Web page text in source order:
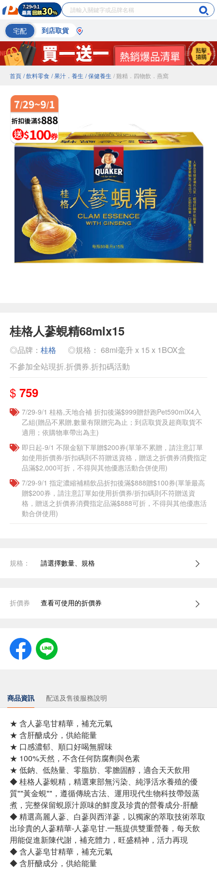
宅配 到店取貨
首頁 / 飲料零食 / 果汁．養生 / 保健養生 / 雞精．四物飲．燕窩
桂格人蔘蜆精68mlx15
◎品牌： 桂格
◎規格： 68ml毫升 x 15 x 1BOX盒
不參加全站現折.折價券.折扣碼活動
$ 759
7/29-9/1 桂格,天地合補 折扣後滿$999贈舒跑Pet590mlX4入
乙組(贈品不累贈,數量有限贈完為止；到店取貨及超商取貨不
適用；依購物車帶出為主)​
即日起-9/1 不限金額下單贈$200券(單筆不累贈，請注意訂單
如使用折價券/折扣碼則不符贈送資格，贈送之折價券消費指定
品滿$2,000可折，不得與其他優惠活動合併使用)
7/29-9/1 指定濃縮補精飲品​折扣後滿$888贈$100券(單筆最高
贈$200券，請注意訂單如使用折價券/折扣碼則不符贈送資
格，贈送之折價券消費指定品滿$888可折，不得與其他優惠活
動合併使用)
規格： 請選擇數量、規格
折價券 查看可使用的折價券
商品資訊 配送及售後服務說明
★ 含人蔘皂甘精華，補充元氣
★ 含肝醣成分，供給能量
★ 口感濃郁、順口好喝無腥味
★ 100%天然，不含任何防腐劑與色素
★ 低鈉、低熱量、零脂肪、零膽固醇，適合天天飲用
◆ 桂格人蔘蜆精，精選東部無污染、純淨活水養殖的優
質""黃金蜆""，遵循傳統古法、運用現代生物科技帶殼蒸
煮，完整保留蜆原汁原味的鮮度及珍貴的營養成分-肝醣
◆ 精選高麗人蔘、白蔘與西洋蔘，以獨家的萃取技術萃取
出珍貴的人蔘精華-人蔘皂甘.一瓶提供雙重營養，每天飲
用能促進新陳代謝，補充體力，旺盛精神，活力再現
◆ 含人蔘皂甘精華，補充元氣
◆ 含肝醣成分，供給能量